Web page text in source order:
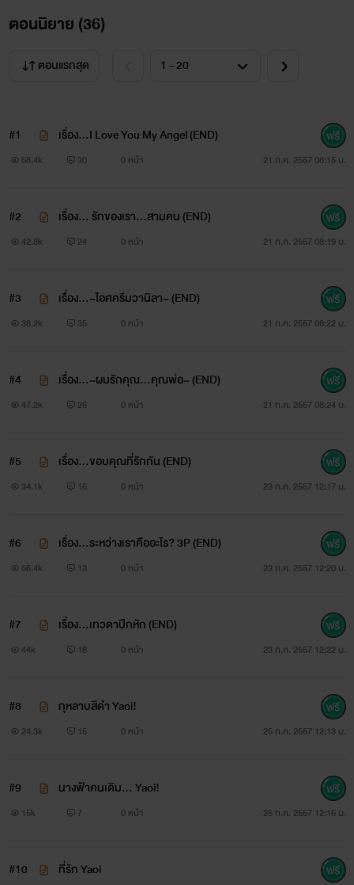
ตอนนิยาย (36)
ตอนแรกสุด
#1 เรื่อง...I Love You My Angel (END)
58.4k 30 0 หน้า 21 ก.ค. 2557 08:15 น.
#2 เรื่อง... รักของเรา...สามคน (END)
42.8k 24 0 หน้า 21 ก.ค. 2557 08:19 น.
#3 เรื่อง...~ไอศครีมวานิลา~ (END)
38.2k 35 0 หน้า 21 ก.ค. 2557 08:22 น.
#4 เรื่อง...~ผมรักคุณ...คุณพ่อ~ (END)
47.2k 26 0 หน้า 21 ก.ค. 2557 08:24 น.
#5 เรื่อง...ขอบคุณที่รักกัน (END)
34.1k 16 0 หน้า 23 ก.ค. 2557 12:17 น.
#6 เรื่อง...ระหว่างเราคืออะไร? 3P (END)
56.4k 13 0 หน้า 23 ก.ค. 2557 12:20 น.
#7 เรื่อง...เทวดาปีกหัก (END)
44k 18 0 หน้า 23 ก.ค. 2557 12:22 น.
#8 กุหลาบสีดำ Yaoi!
24.3k 15 0 หน้า 25 ก.ค. 2557 12:13 น.
#9 นางฟ้าคนเดิม... Yaoi!
15k 7 0 หน้า 25 ก.ค. 2557 12:16 น.
#10 ที่รัก Yaoi